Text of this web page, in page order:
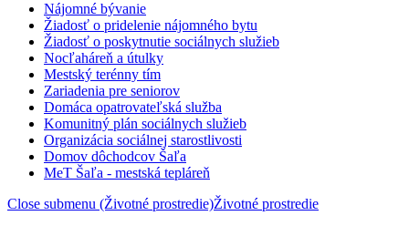
Nájomné bývanie
Žiadosť o pridelenie nájomného bytu
Žiadosť o poskytnutie sociálnych služieb
Nocľaháreň a útulky
Mestský terénny tím
Zariadenia pre seniorov
Domáca opatrovateľská služba
Komunitný plán sociálnych služieb
Organizácia sociálnej starostlivosti
Domov dôchodcov Šaľa
MeT Šaľa - mestská tepláreň
Close submenu (Životné prostredie)Životné prostredie